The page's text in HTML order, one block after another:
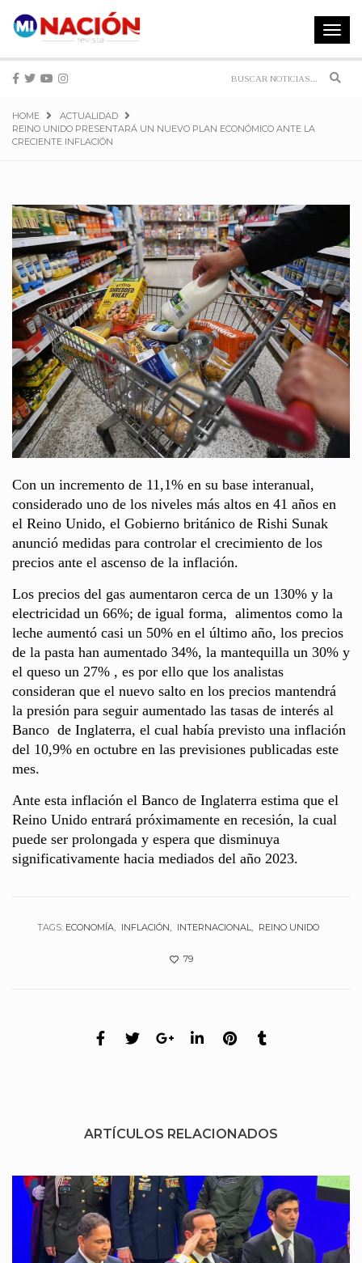
Toggle
HOME
ACTUALIDAD
REINO UNIDO PRESENTARÁ UN NUEVO PLAN ECONÓMICO ANTE LA
CRECIENTE INFLACIÓN
Con un incremento de 11,1% en su base interanual,
considerado uno de los niveles más altos en 41 años en
el Reino Unido, el Gobierno británico de Rishi Sunak
anunció medidas para controlar el crecimiento de los
precios ante el ascenso de la inflación.
Los precios del gas aumentaron cerca de un 130% y la
electricidad un 66%; de igual forma, alimentos como la
leche aumentó casi un 50% en el último año, los precios
de la pasta han aumentado 34%, la mantequilla un 30% y
el queso un 27% , es por ello que los analistas
consideran que el nuevo salto en los precios mantendrá
la presión para seguir aumentado las tasas de interés al
Banco de Inglaterra, el cual había previsto una inflación
del 10,9% en octubre en las previsiones publicadas este
mes.
Ante esta inflación el Banco de Inglaterra estima que el
Reino Unido entrará próximamente en recesión, la cual
puede ser prolongada y espera que disminuya
significativamente hacia mediados del año 2023.
TAGS: ECONOMÍA INFLACIÓN INTERNACIONAL REINO UNIDO
79
ARTÍCULOS RELACIONADOS